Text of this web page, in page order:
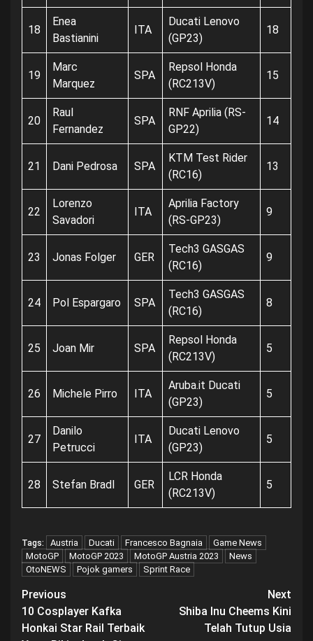
18
Enea
Bastianini
ITA
Ducati Lenovo
(GP23)
18
19
Marc
Marquez
SPA
Repsol Honda
(RC213V)
15
20
Raul
Fernandez
SPA
RNF Aprilia (RS-
GP22)
14
21 Dani Pedrosa SPA
KTM Test Rider
(RC16)
13
22
Lorenzo
Savadori
ITA
Aprilia Factory
(RS-GP23)
9
23 Jonas Folger GER
Tech3 GASGAS
(RC16)
9
24 Pol Espargaro SPA
Tech3 GASGAS
(RC16)
8
25 Joan Mir SPA
Repsol Honda
(RC213V)
5
26 Michele Pirro ITA
Aruba.it Ducati
(GP23)
5
27
Danilo
Petrucci
ITA
Ducati Lenovo
(GP23)
5
28 Stefan Bradl GER
LCR Honda
(RC213V)
5
Tags: Austria Ducati Francesco Bagnaia
Game News
MotoGP
MotoGP 2023 MotoGP Austria 2023
News
OtoNEWS
Pojok gamers Sprint Race
Post
navigation
Previous
10 Cosplayer Kafka
Honkai Star Rail Terbaik
Next
Shiba Inu Cheems Kini
Telah Tutup Usia